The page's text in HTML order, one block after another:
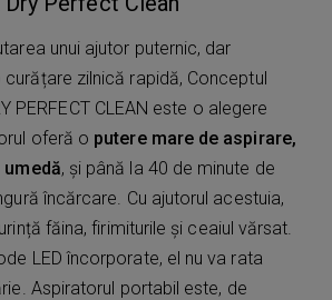
unui ajutor puternic, dar
zilnică rapidă, Conceptul
PERFECT CLEAN este o alegere
oferă o putere mare de aspirare,
, și până la 40 de minute de
încărcare. Cu ajutorul acestuia,
făina, firimiturile și ceaiul vărsat.
LED încorporate, el nu va rata
Aspiratorul portabil este, de